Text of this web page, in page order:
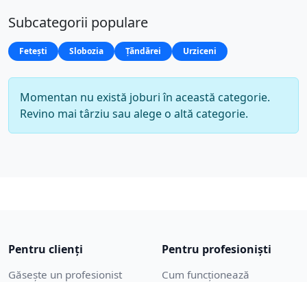
Subcategorii populare
Fetești Slobozia Țăndărei Urziceni
Momentan nu există joburi în această categorie.
Revino mai târziu sau alege o altă categorie.
Pentru clienți
Găsește un profesionist
Pentru profesioniști
Cum funcționează